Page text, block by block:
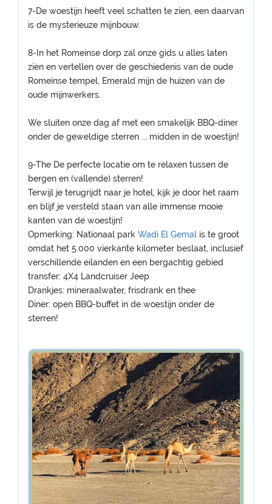
7-De woestijn heeft veel schatten te zien, een daarvan
is de mysterieuze mijnbouw.
8-In het Romeinse dorp zal onze gids u alles laten
zien en vertellen over de geschiedenis van de oude
Romeinse tempel, Emerald mijn de huizen van de
oude mijnwerkers.
We sluiten onze dag af met een smakelijk BBQ-diner
onder de geweldige sterren ... midden in de woestijn!
9-The De perfecte locatie om te relaxen tussen de
bergen en (vallende) sterren!
Terwijl je terugrijdt naar je hotel, kijk je door het raam
en blijf je versteld staan van alle immense mooie
kanten van de woestijn!
Opmerking: Nationaal park Wadi El Gemal is te groot
omdat het 5.000 vierkante kilometer beslaat, inclusief
verschillende eilanden en een bergachtig gebied
transfer: 4X4 Landcruiser Jeep
Drankjes: mineraalwater, frisdrank en thee
Diner: open BBQ-buffet in de woestijn onder de
sterren!